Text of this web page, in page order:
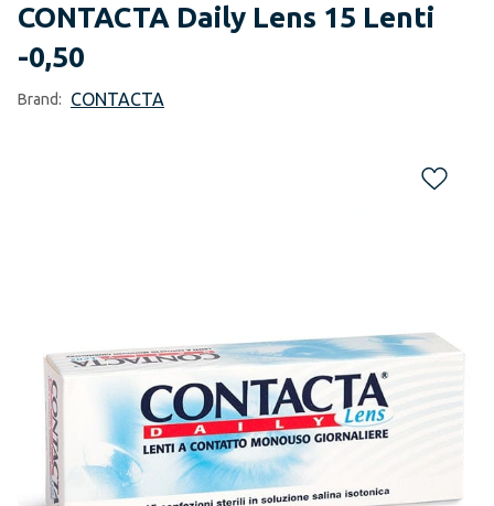
CONTACTA Daily Lens 15 Lenti
-0,50
Brand: CONTACTA